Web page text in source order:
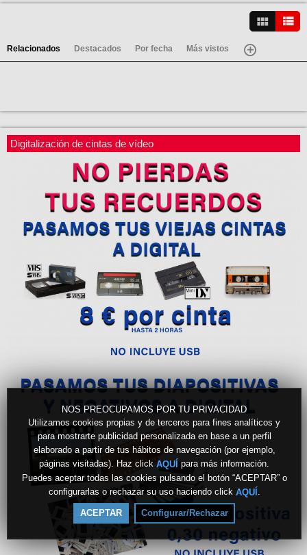
NOS PREOCUPAMOS POR TU PRIVACIDAD
Utilizamos cookies propias y de terceros para fines analíticos y
para mostrarte publicidad personalizada en base a un perfil
elaborado a partir de tus hábitos de navegación (por ejemplo,
páginas visitadas). Haz click AQUÍ para más información.
Puedes aceptar todas las cookies pulsando el botón “ACEPTAR” o
configurarlas o rechazar su uso haciendo click AQUÍ
ACEPTAR Configurar/Rechazar
Relacionados Destacados Por fecha Más vistos
Digitalización de cintas de vídeo